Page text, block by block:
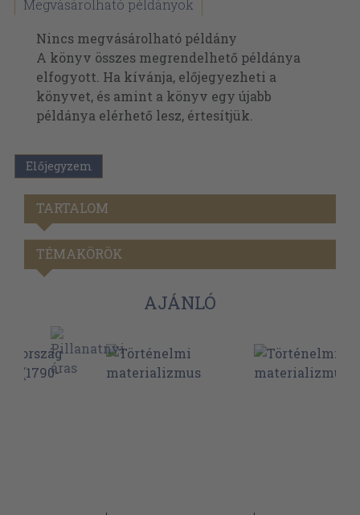
Megvásárolható példányok
Nincs megvásárolható példány
A könyv összes megrendelhető példánya
elfogyott. Ha kívánja, előjegyezheti a
könyvet, és amint a könyv egy újabb
példánya elérhető lesz, értesítjük.
Előjegyzem
TARTALOM
TÉMAKÖRÖK
AJÁNLÓ